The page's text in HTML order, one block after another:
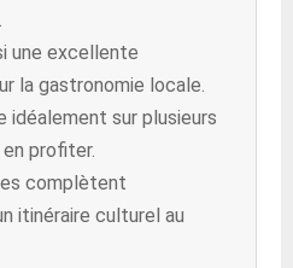
une excellente
la gastronomie locale.
idéalement sur plusieurs
profiter.
complètent
itinéraire culturel au